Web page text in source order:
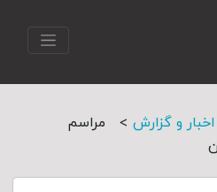
اخبار و گزارش >
مراسم